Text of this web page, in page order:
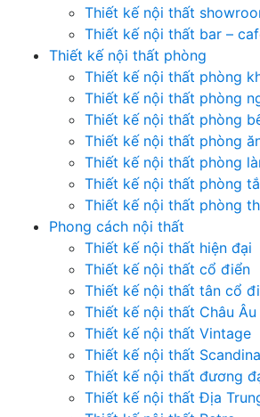
Thiết kế nội thất
Thiết kế nội thất bar –
Thiết kế nội thất phòng
Thiết kế nội thất phòng
Thiết kế nội thất phòng
Thiết kế nội thất phòng
Thiết kế nội thất phòng
Thiết kế nội thất phòng
Thiết kế nội thất phòng
Thiết kế nội thất phòng
Phong cách nội thất
Thiết kế nội thất hiện đại
Thiết kế nội thất cổ điển
Thiết kế nội thất tân cổ
Thiết kế nội thất Châu Âu
Thiết kế nội thất Vintage
Thiết kế nội thất
Thiết kế nội thất đương
Thiết kế nội thất Địa